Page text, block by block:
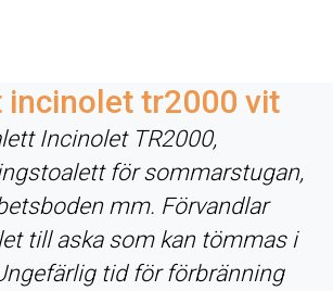
incinolet tr2000 vit
Incinolet TR2000,
för sommarstugan,
mm. Förvandlar
till aska som kan tömmas i
tid för förbränning